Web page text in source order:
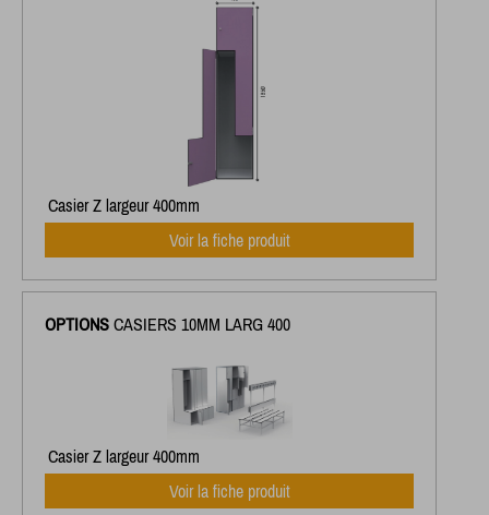
Casier Z largeur 400mm
Voir la fiche produit
OPTIONS CASIERS 10MM LARG 400
Casier Z largeur 400mm
Voir la fiche produit